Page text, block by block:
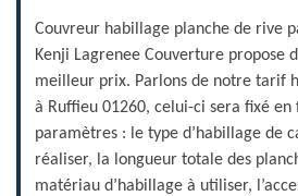
Couvreur habillage planche de rive
Kenji Lagrenee Couverture propose
meilleur prix. Parlons de notre tarif
à Ruffieu 01260, celui-ci sera fixé
paramètres : le type d’habillage de
réaliser, la longueur totale des
matériau d’habillage à utiliser,